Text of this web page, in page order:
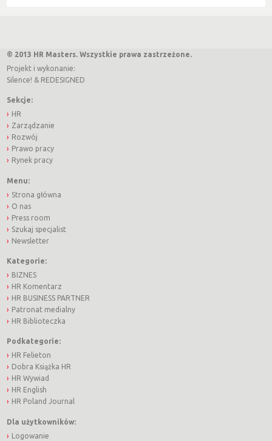
© 2013 HR Masters. Wszystkie prawa zastrzeżone.
Projekt i wykonanie:
Silence! & REDESIGNED
Sekcje:
HR
Zarządzanie
Rozwój
Prawo pracy
Rynek pracy
Menu:
Strona główna
O nas
Press room
Szukaj specjalist
Newsletter
Kategorie:
BIZNES
HR Komentarz
HR BUSINESS PARTNER
Patronat medialny
HR Biblioteczka
Podkategorie:
HR Felieton
Dobra Książka HR
HR Wywiad
HR English
HR Poland Journal
Dla użytkowników:
Logowanie